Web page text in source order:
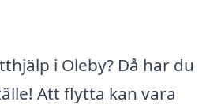
i Oleby? Då har du
Att flytta kan vara